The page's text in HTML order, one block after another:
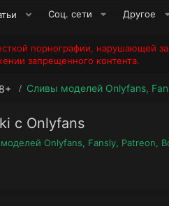
Соц. сети Другое
порнографии, нарушающей
запрещенного контента.
с Onlyfans
Onlyfans, Fansly, Patreon,